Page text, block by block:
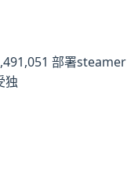
部署
独